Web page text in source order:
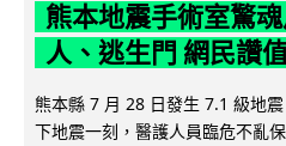
熊本地震手術室驚
人、逃生門 網民讚
熊本縣 7 月 28 日發生 7.1 級地
下地震一刻，醫護人員臨危不亂